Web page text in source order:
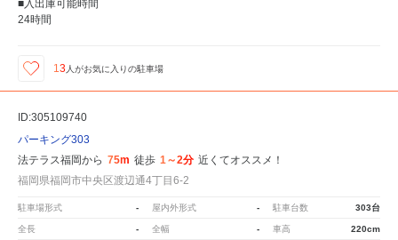
■入出庫可能時間
24時間
13 人がお気に入りの駐車場
ID:305109740
パーキング303
法テラス福岡から 75m 徒歩 1～2分 近くてオススメ！
福岡県福岡市中央区渡辺通4丁目6-2
駐車場形式 - 屋内外形式 - 駐車台数 303台
全長 - 全幅 - 車高 220cm